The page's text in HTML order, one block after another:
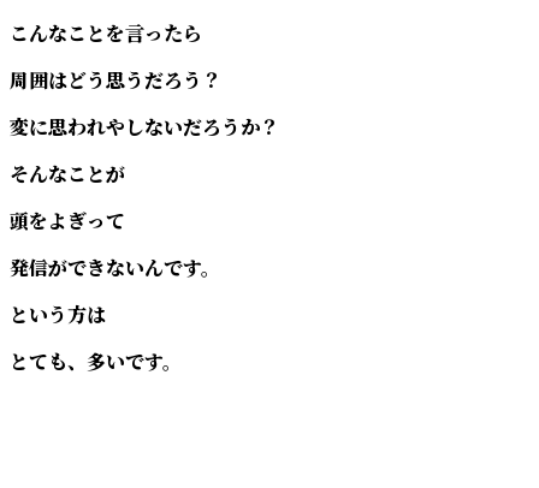
こんなことを言ったら
周囲はどう思うだろう？
変に思われやしないだろうか？
そんなことが
頭をよぎって
発信ができないんです。
という方は
とても、多いです。